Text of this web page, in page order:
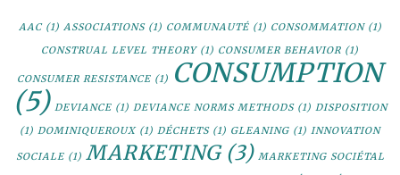
AAC(1) ASSOCIATIONS(1) COMMUNAUTÉ(1) CONSOMMATION(1)
CONSTRUAL LEVEL THEORY(1) CONSUMER BEHAVIOR (1)
CONSUMER RESISTANCE (1)
CONSUMPTION
(5) DEVIANCE(1) DEVIANCE NORMS METHODS(1) DISPOSITION
(1) DOMINIQUEROUX(1) DÉCHETS(1) GLEANING (1) INNOVATION
SOCIALE(1) MARKETING(3) MARKETING SOCIÉTAL